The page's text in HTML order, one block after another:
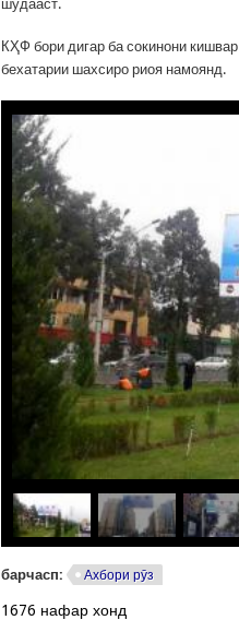
шудааст.
КҲФ бори дигар ба сокинони
бехатарии шахсиро риоя намоянд.
барчасп: Ахбори рӯз
1676 нафар хонд